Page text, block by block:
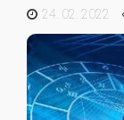
24. 02. 2022